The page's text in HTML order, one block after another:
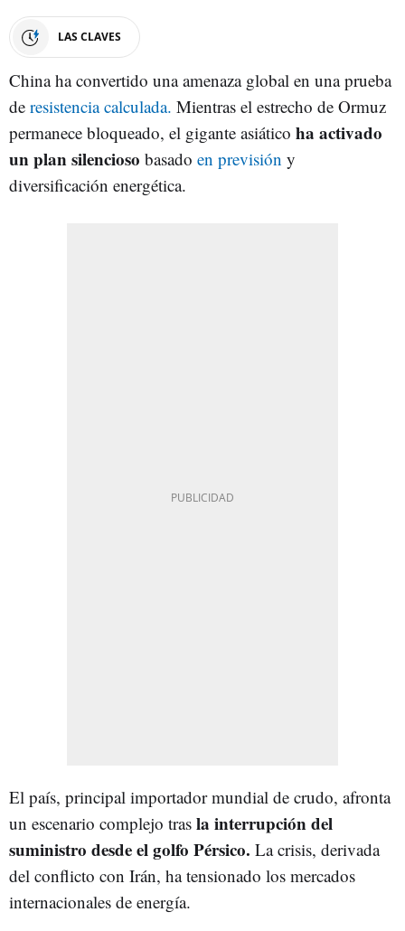
LAS CLAVES
China ha convertido una amenaza global en una prueba
de resistencia calculada. Mientras el estrecho de Ormuz
permanece bloqueado, el gigante asiático ha activado
un plan silencioso basado en previsión y
diversificación energética.
El país, principal importador mundial de crudo, afronta
un escenario complejo tras la interrupción del
suministro desde el golfo Pérsico. La crisis, derivada
del conflicto con Irán, ha tensionado los mercados
internacionales de energía.